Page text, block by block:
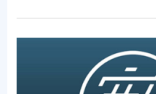
次推拿、按摩，都難以讓您徹